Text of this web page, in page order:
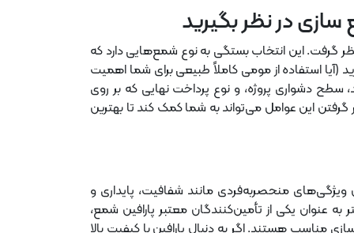
سازی در نظر بگیرید
گرفت. این انتخاب بستگی به نوع شمع‌هایی دارد که
(آیا استفاده از مومی کاملاً طبیعی برای شما اهمیت
دشواری پروژه، و نوع پرداخت نهایی که بر روی
گرفتن این عوامل می‌تواند به شما کمک کند تا بهترین
منحصربه‌فردی مانند شفافیت، پایداری و
عنوان یکی از تأمین‌کنندگان معتبر پارافین شمع،
مناسب هستند. اگر به دنبال پارافین با کیفیت بالا